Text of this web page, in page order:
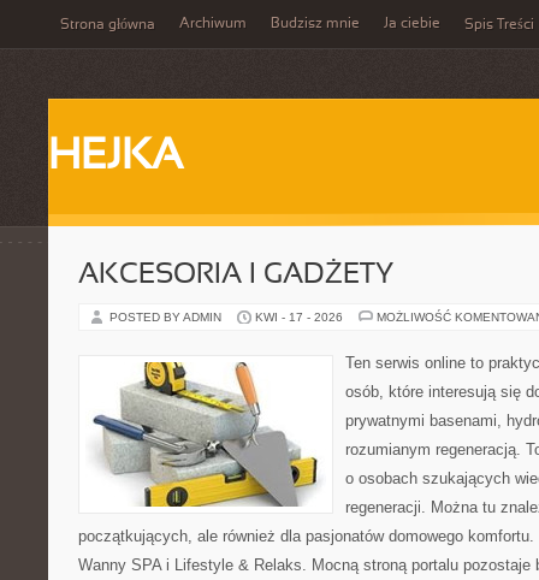
Strona główna Archiwum Budzisz mnie Ja ciebie Spis Treści
HEJKA
AKCESORIA I GADŻETY
POSTED BY ADMIN KWI - 17 - 2026 MOŻLIWOŚĆ
Ten serwis online to
osób, które interesują się
prywatnymi basenami,
rozumianym regeneracją.
o osobach szukających
regeneracji. Można tu
początkujących, ale również dla pasjonatów domowego
Wanny SPA i Lifestyle & Relaks. Mocną stroną portalu pozostaje